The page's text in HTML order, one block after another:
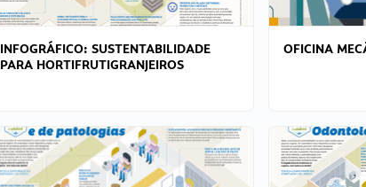
INFOGRÁFICO: SUSTENTABILIDADE
PARA HORTIFRUTIGRANJEIROS
OFICINA